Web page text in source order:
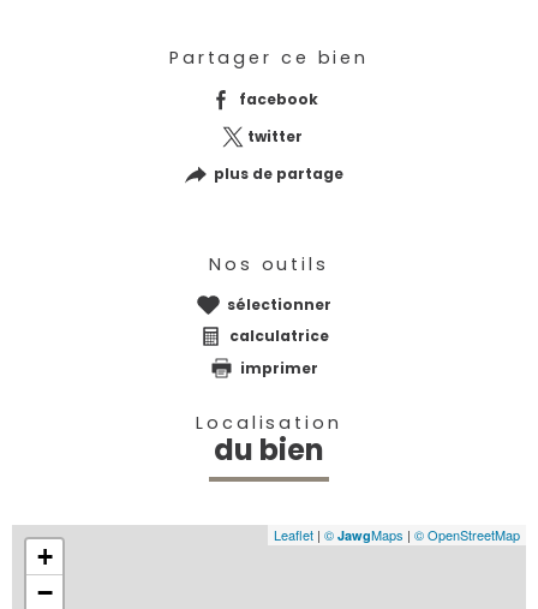
Partager ce bien
facebook
twitter
plus de partage
Nos outils
sélectionner
calculatrice
imprimer
Localisation
du bien
+
−
Leaflet | © JawgMaps | © OpenStreetMap